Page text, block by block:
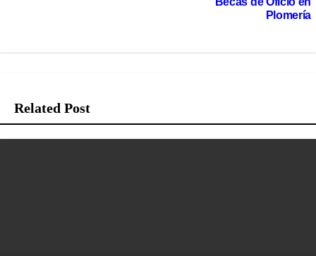
Plomería
Related Post